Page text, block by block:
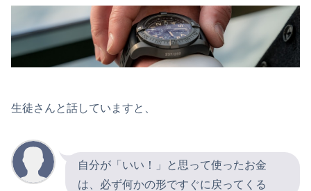
生徒さんと話していますと、
自分が「いい！」と思って使ったお金
は、必ず何かの形ですぐに戻ってくる